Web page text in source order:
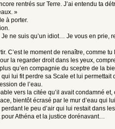
rentrés sur Terre. J’ai entendu ta
»
à porter.
ne suis qu’un idiot… Je vous en prie,
C’est le moment de renaître, comme tu
la regarder droit dans les yeux,
qu’en compagnie du sceptre de la
lui fit perdre sa Scale et lui permettait
de l’eau.
vers la citée qu’il avait condamné et,
bientôt écrasé par le mur d’eau qui
le peu d’air qui lui restait dans
pour Athéna et la justice dorénavant…